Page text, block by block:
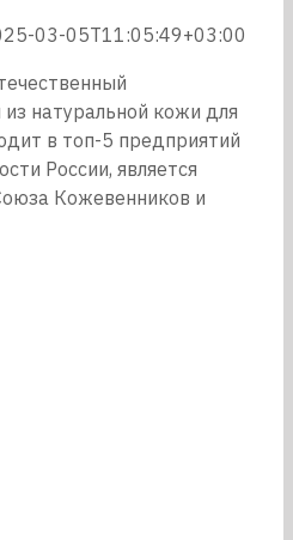
03-05T11:05:49+03:00
натуральной кожи для
в топ-5 предприятий
России, является
Кожевенников и